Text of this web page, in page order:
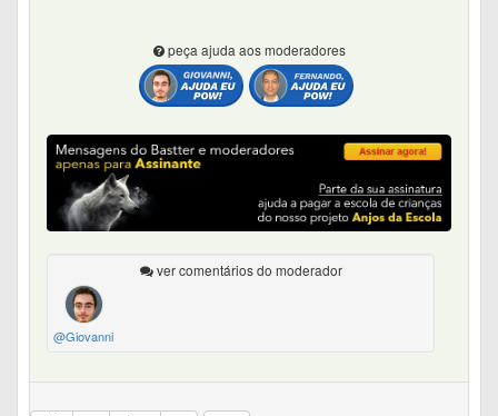
peça ajuda aos moderadores
ver comentários do moderador
@Giovanni